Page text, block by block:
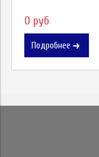
0 руб
Подробнее